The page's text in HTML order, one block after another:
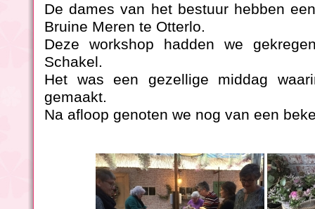
De dames van het bestuur hebben
Bruine Meren te Otterlo.
Deze workshop hadden we
Schakel.
Het was een gezellige middag
gemaakt.
Na afloop genoten we nog van een